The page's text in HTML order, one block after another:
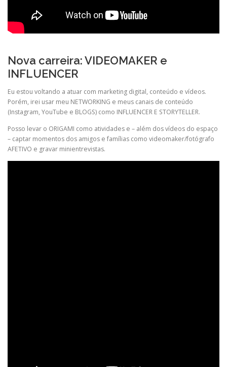
Nova carreira: VIDEOMAKER e
INFLUENCER
Eu estou voltando a atuar com marketing digital, conteúdo e vídeos.
Porém, irei usar meu NETWORKING e meus canais de conteúdo
(Instagram, YouTube e BLOGS) como INFLUENCER E STORYTELLER.
Posso levar o ORIGAMI como atividades e – além dos vídeos do espaço
– captar momentos dos amigos e famílias como videomaker/fotógrafo
AFETIVO e gravar minientrevistas.